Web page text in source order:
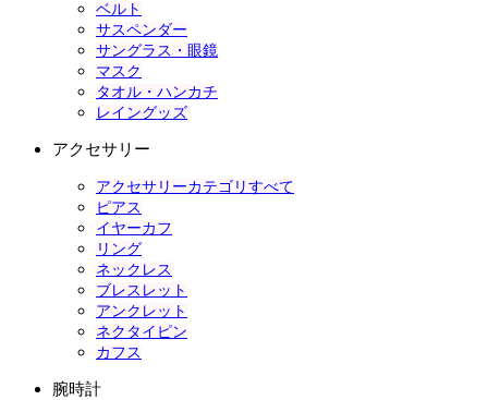
ベルト
サスペンダー
サングラス・眼鏡
マスク
タオル・ハンカチ
レイングッズ
アクセサリー
アクセサリーカテゴリすべて
ピアス
イヤーカフ
リング
ネックレス
ブレスレット
アンクレット
ネクタイピン
カフス
腕時計